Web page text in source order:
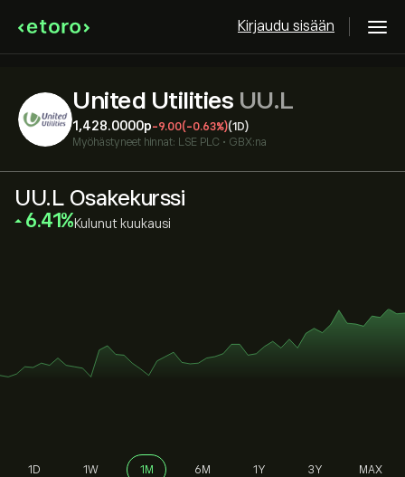
Kirjaudu sisään
United Utilities UU.L
1,428.0000‎p‎-9.00(-0.63%)(1D)
Myöhästyneet hinnat: LSE PLC • GBX:na
UU.L Osakekurssi
‎6.41‎ Kulunut kuukausi
1D 1W 1M 6M 1Y 3Y MAX